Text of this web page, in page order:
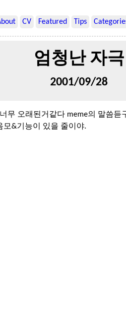
CV Featured Tips
엄청난 자극
2001/09/28
무 오래된거같다 meme의 말씀듣
모&기능이 있을 줄이야.